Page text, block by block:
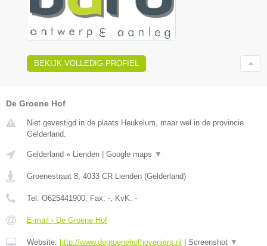
BEKIJK VOLLEDIG PROFIEL
De Groene Hof
Niet gevestigd in de plaats Heukelum, maar wel in de provincie
Gelderland.
Gelderland » Lienden Google maps ▼
Groenestraat 8 4033 CR Lienden (Gelderland)
Tel: O625441900 , Fax: - , KvK: -
E-mail › De Groene Hof
Website: http://www.degroenehofhoveniers.nl Screenshot ▼